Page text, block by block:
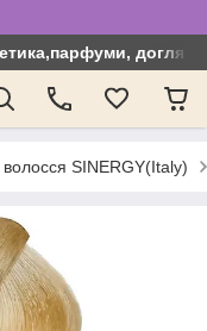
догляд
SINERGY(Italy)